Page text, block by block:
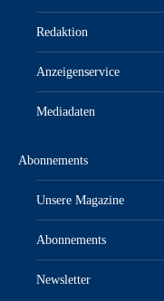
Redaktion
Anzeigenservice
Mediadaten
Abonnements
Unsere Magazine
Abonnements
Newsletter